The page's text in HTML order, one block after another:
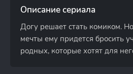
Описание сериала
Догу решает стать комиком.
мечты ему придется бросить
родных, которые хотят для